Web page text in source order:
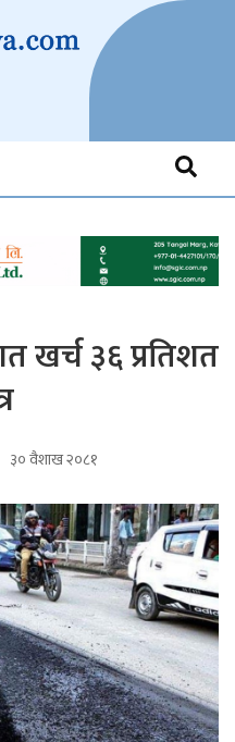
Interview, Opinions,
Media, Sports, Youth, Model
खर्च ३६ प्रतिशत
३० वैशाख २०८१